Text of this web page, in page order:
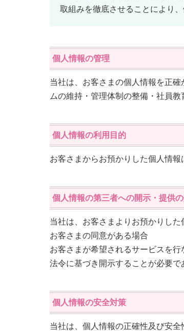
取組みを徹底させることにより
個人情報の管理
当社は、お客さまの個人情報を正
ムの維持・管理体制の整備・社員
個人情報の利用目的
お客さまからお預かりした個人情
個人情報の第三者への開示・提供
当社は、お客さまよりお預かりし
お客さまの同意がある場合
お客さまが希望されるサービスを
法令に基づき開示することが必要で
個人情報の安全対策
当社は、個人情報の正確性及び安